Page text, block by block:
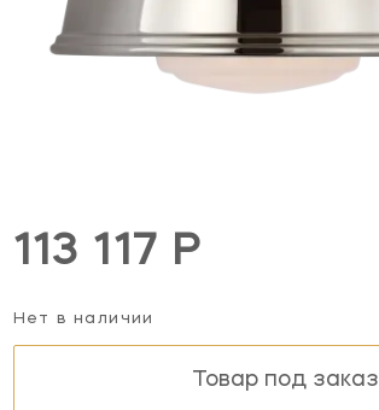
113 117 Р
Нет в наличии
Товар под заказ